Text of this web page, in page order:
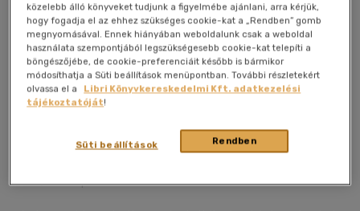
Kívánságlistához adom
védőborító|299 oldal
közelebb álló könyveket tudjunk a figyelmébe ajánlani, arra kérjük,
hogy fogadja el az ehhez szükséges cookie-kat a „Rendben” gomb
megnyomásával. Ennek hiányában weboldalunk csak a weboldal
használata szempontjából legszükségesebb cookie-kat telepíti a
böngészőjébe, de cookie-preferenciáit később is bármikor
módosíthatja a Süti beállítások menüpontban. További részletekért
olvassa el a
Libri Könyvkereskedelmi Kft. adatkezelési
tájékoztatóját!
Rendben
Süti beállítások